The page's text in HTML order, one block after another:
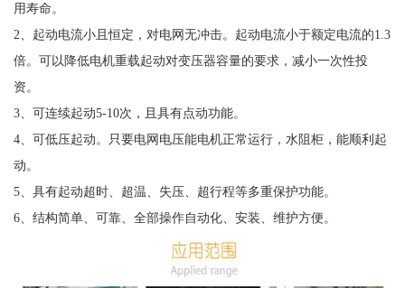
用寿命。
2、起动电流小且恒定，对电网无冲击。起动电流小于额定电流的1.3
倍。可以降低电机重载起动对变压器容量的要求，减小一次性投
资。
3、可连续起动5-10次，且具有点动功能。
4、可低压起动。只要电网电压能电机正常运行，水阻柜，能顺利起
动。
5、具有起动超时、超温、失压、超行程等多重保护功能。
6、结构简单、可靠、全部操作自动化、安装、维护方便。